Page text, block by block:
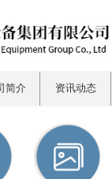
简介 资讯动态